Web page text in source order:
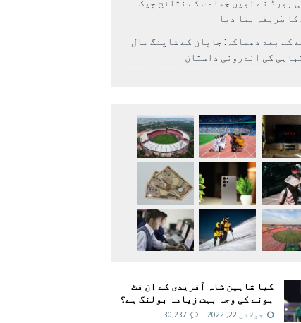
بورڈ نے نویں جماعت کے نتائج چیک
کا طریقہ بتا دیا
کے بعد دھماکہ: جاپان کے شاپنگ مال
کی اندرونی داستان
کیا شاہین شاہ آفریدی کے ان فٹ
ہونے کی وجہ بہت زیادہ بولنگ ہے؟
جولائی 22, 2022 30,237